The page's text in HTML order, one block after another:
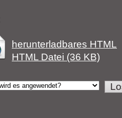
herunterladbares HTML
HTML Datei (36 KB)